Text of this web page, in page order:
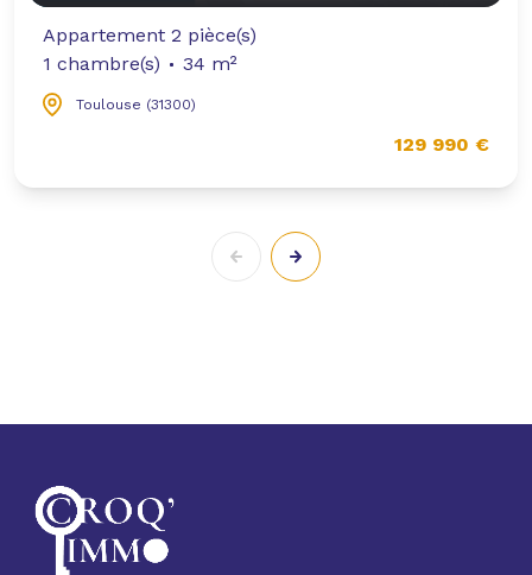
Appartement 2 pièce(s)
1 chambre(s)
34 m²
Toulouse (31300)
129 990 €